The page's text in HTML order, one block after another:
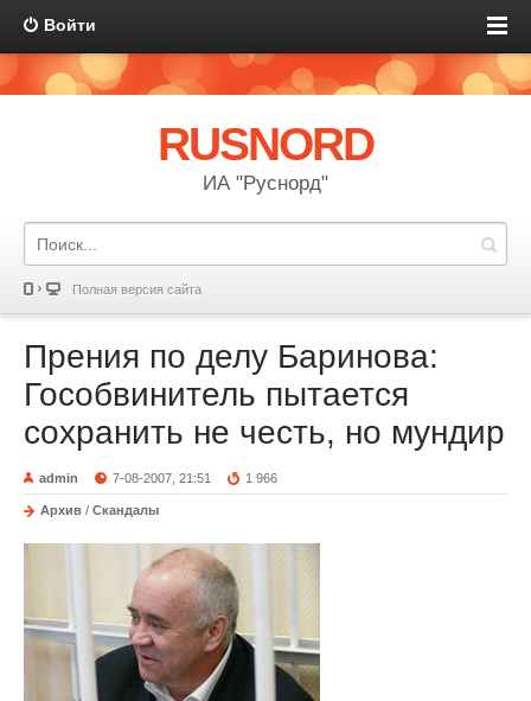
Войти
RUSNORD
ИА "Руснорд"
Полная версия сайта
Прения по делу Баринова:
Гособвинитель пытается
сохранить не честь, но мундир
admin 7-08-2007, 21:51 1 966
Архив / Скандалы